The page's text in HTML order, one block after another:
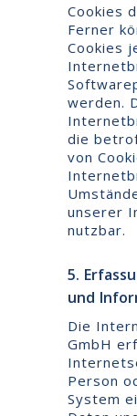
Cookies
Ferner
Cookies
werden.
die
von
unserer
nutzbar.
5.
und
Die
GmbH
Person
System